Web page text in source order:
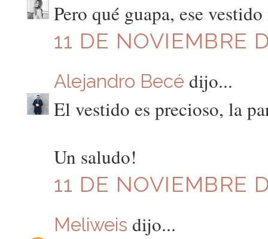
Pero qué guapa, ese
11 DE NOVIEMBRE
Alejandro Becé dijo...
El vestido es precioso, la
Un saludo!
11 DE NOVIEMBRE
Meliweis dijo...